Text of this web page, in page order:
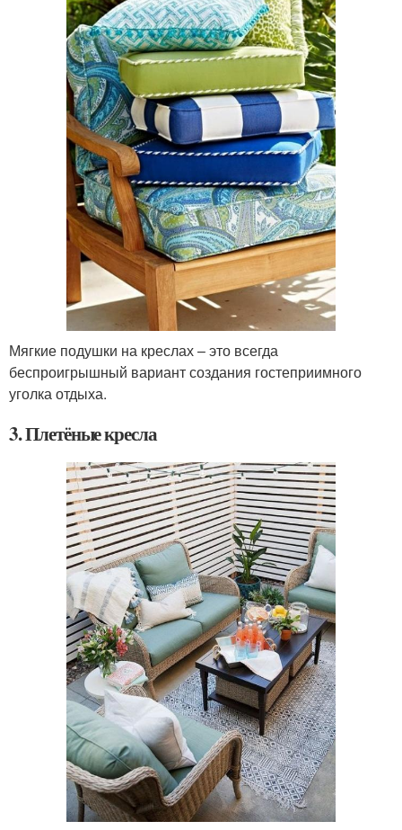
Мягкие подушки на креслах – это всегда
беспроигрышный вариант создания гостеприимного
уголка отдыха.
3. Плетёные кресла